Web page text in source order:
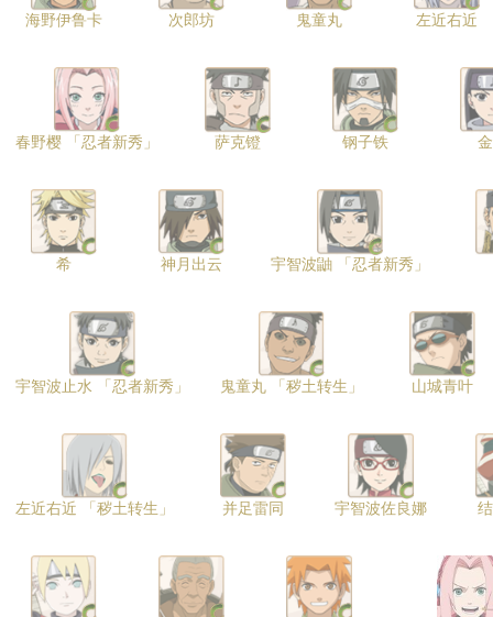
海野伊鲁卡 次郎坊 鬼童丸 左近右近
春野樱 「忍者新秀」 萨克镫 钢子铁
希 神月出云 宇智波鼬 「忍者新秀」
宇智波止水 「忍者新秀」 鬼童丸 「秽土转生」 山城青叶
左近右近 「秽土转生」 并足雷同 宇智波佐良娜